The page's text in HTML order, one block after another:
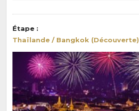
Étape :
Thaïlande / Bangkok (Découverte)